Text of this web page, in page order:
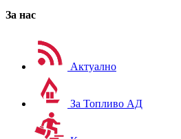
За нас
Актуално
За Топливо АД